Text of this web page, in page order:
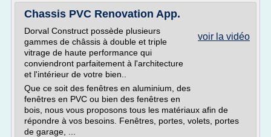
Chassis PVC Renovation App.
voir la vidéo
Dorval Construct possède plusieurs
gammes de châssis à double et triple
vitrage de haute performance qui
conviendront parfaitement à l'architecture
et l'intérieur de votre bien..
Que ce soit des fenêtres en aluminium, des
fenêtres en PVC ou bien des fenêtres en
bois, nous vous proposons tous les matériaux afin de
répondre à vos besoins. Fenêtres, portes, volets, portes
de garage, ...